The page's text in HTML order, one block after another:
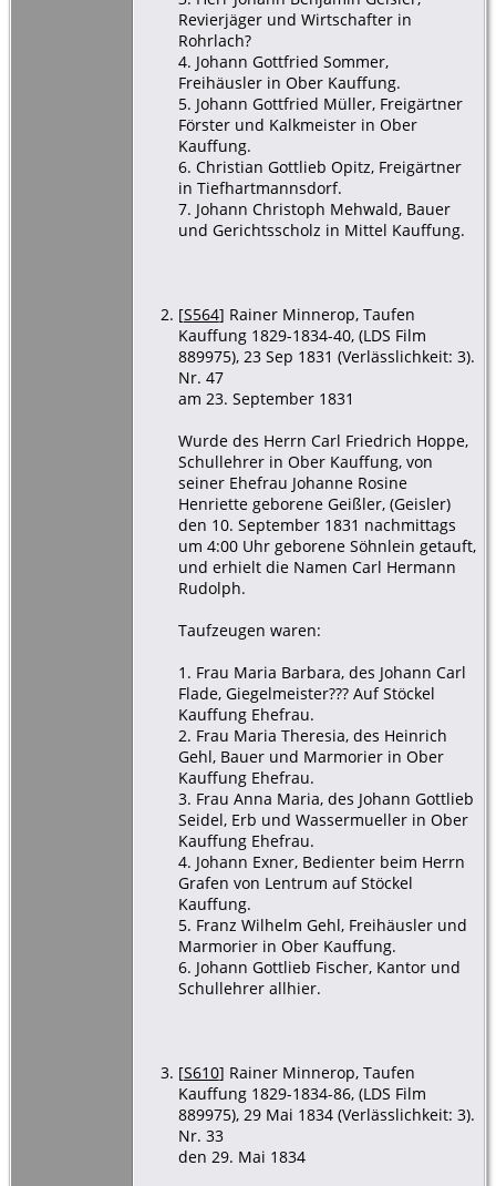
Revierjäger und Wirtschafter in
Rohrlach?
4. Johann Gottfried Sommer,
Freihäusler in Ober Kauffung.
5. Johann Gottfried Müller, Freigärtner
Förster und Kalkmeister in Ober
Kauffung.
6. Christian Gottlieb Opitz, Freigärtner
in Tiefhartmannsdorf.
7. Johann Christoph Mehwald, Bauer
und Gerichtsscholz in Mittel Kauffung.
[S564] Rainer Minnerop, Taufen
Kauffung 1829-1834-40, (LDS Film
889975), 23 Sep 1831 (Verlässlichkeit: 3).
Nr. 47
am 23. September 1831
Wurde des Herrn Carl Friedrich Hoppe,
Schullehrer in Ober Kauffung, von
seiner Ehefrau Johanne Rosine
Henriette geborene Geißler, (Geisler)
den 10. September 1831 nachmittags
um 4:00 Uhr geborene Söhnlein getauft,
und erhielt die Namen Carl Hermann
Rudolph.
Taufzeugen waren:
1. Frau Maria Barbara, des Johann Carl
Flade, Giegelmeister??? Auf Stöckel
Kauffung Ehefrau.
2. Frau Maria Theresia, des Heinrich
Gehl, Bauer und Marmorier in Ober
Kauffung Ehefrau.
3. Frau Anna Maria, des Johann Gottlieb
Seidel, Erb und Wassermueller in Ober
Kauffung Ehefrau.
4. Johann Exner, Bedienter beim Herrn
Grafen von Lentrum auf Stöckel
Kauffung.
5. Franz Wilhelm Gehl, Freihäusler und
Marmorier in Ober Kauffung.
6. Johann Gottlieb Fischer, Kantor und
Schullehrer allhier.
[S610] Rainer Minnerop, Taufen
Kauffung 1829-1834-86, (LDS Film
889975), 29 Mai 1834 (Verlässlichkeit: 3).
Nr. 33
den 29. Mai 1834